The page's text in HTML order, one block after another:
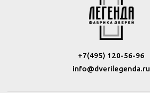
+7(495) 120-56-96
info@dverilegenda.ru